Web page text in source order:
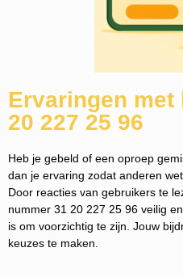
Ervaringen met
20 227 25 96
Heb je gebeld of een oproep
dan je ervaring zodat anderen
Door reacties van gebruikers te
nummer 31 20 227 25 96 veilig
is om voorzichtig te zijn. Jouw
keuzes te maken.